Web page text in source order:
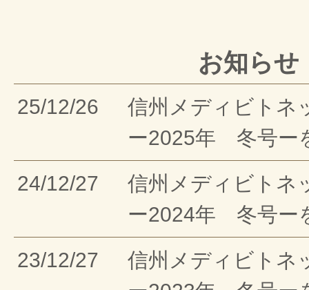
お知らせ
25/12/26
信州メディビトネ
ー2025年 冬号ー
24/12/27
信州メディビトネ
ー2024年 冬号ー
23/12/27
信州メディビトネ